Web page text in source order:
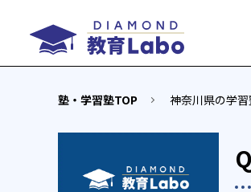
塾・学習塾TOP 神奈川県の学